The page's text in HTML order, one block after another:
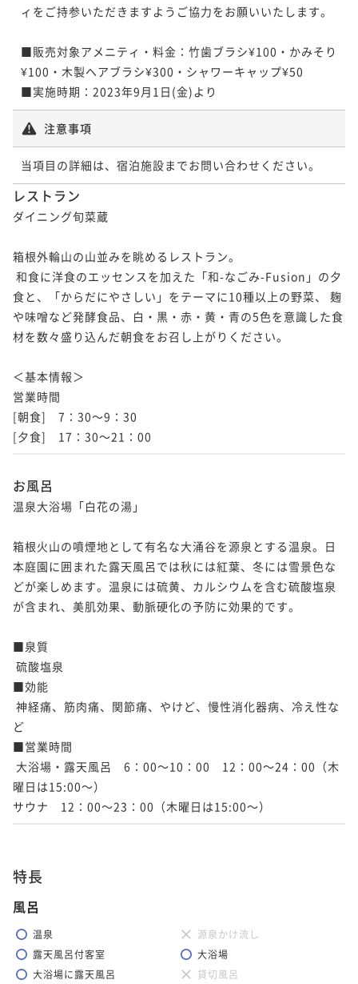
ィをご持参いただきますようご協力をお願いいたします。
■販売対象アメニティ・料金：竹歯ブラシ¥100・かみそり
¥100・木製ヘアブラシ¥300・シャワーキャップ¥50
■実施時期：2023年9月1日(金)より
注意事項
当項目の詳細は、宿泊施設までお問い合わせください。
レストラン
ダイニング旬菜蔵
箱根外輪山の山並みを眺めるレストラン。
食と、「からだにやさしい」をテーマに10種以上の野菜、 麹
や味噌など発酵食品、白・黒・赤・黄・青の5色を意識した食
材を数々盛り込んだ朝食をお召し上がりください。
＜基本情報＞
営業時間
[朝食]　7：30～9：30
[夕食]　17：30～21：00
お風呂
温泉大浴場「白花の湯」
箱根火山の噴煙地として有名な大涌谷を源泉とする温泉。日
本庭園に囲まれた露天風呂では秋には紅葉、冬には雪景色な
どが楽しめます。温泉には硫黄、カルシウムを含む硫酸塩泉
が含まれ、美肌効果、動脈硬化の予防に効果的です。
■泉質
■効能
ど
■営業時間
曜日は15:00～）
サウナ　12：00～23：00（木曜日は15:00～）
特長
風呂
温泉
源泉かけ流し
露天風呂付客室
大浴場
大浴場に露天風呂
貸切風呂